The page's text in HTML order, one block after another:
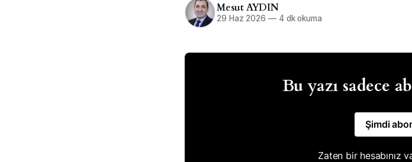
Mesut AYDIN
29 Haz 2026 —4 dk okuma
Bu yazı sadece
Şimdi
Zaten bir hesabınız